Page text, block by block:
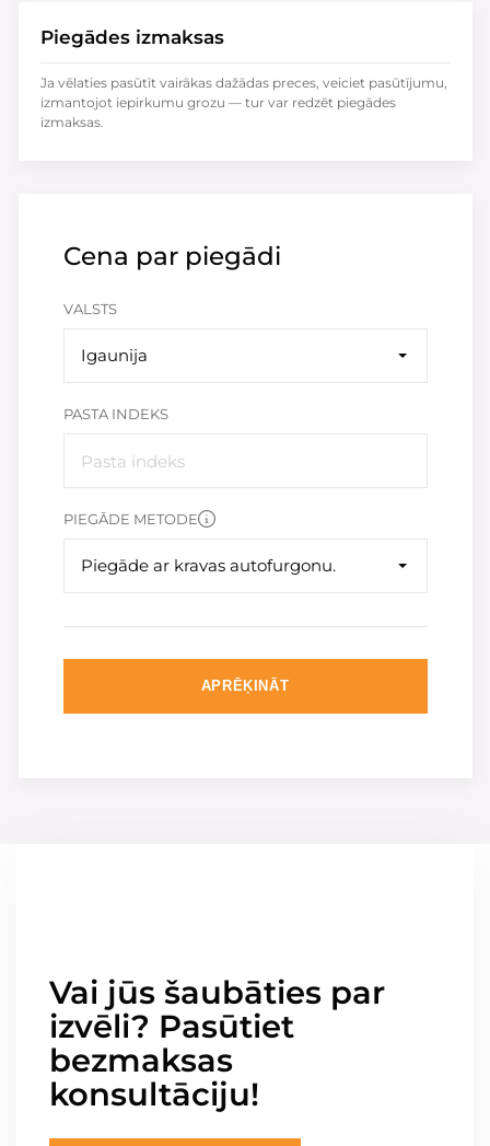
Cena par piegādi
VALSTS
Igaunija
PASTA INDEKS
PIEGĀDE METODE
Piegāde ar kravas autofurgonu.
APRĒĶINĀT
Piegādes izmaksas
Ja vēlaties pasūtīt vairākas dažādas preces, veiciet pasūtījumu,
izmantojot iepirkumu grozu — tur var redzēt piegādes
izmaksas.
Vai jūs šaubāties par
izvēli? Pasūtiet
bezmaksas
konsultāciju!